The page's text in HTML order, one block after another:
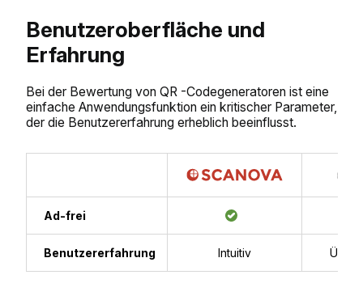
Benutzeroberfläche und
Erfahrung
Bei der Bewertung von QR -Codegeneratoren ist eine
einfache Anwendungsfunktion ein kritischer Parameter,
der die Benutzererfahrung erheblich beeinflusst.
Ad-frei
Benutzererfahrung Intuitiv